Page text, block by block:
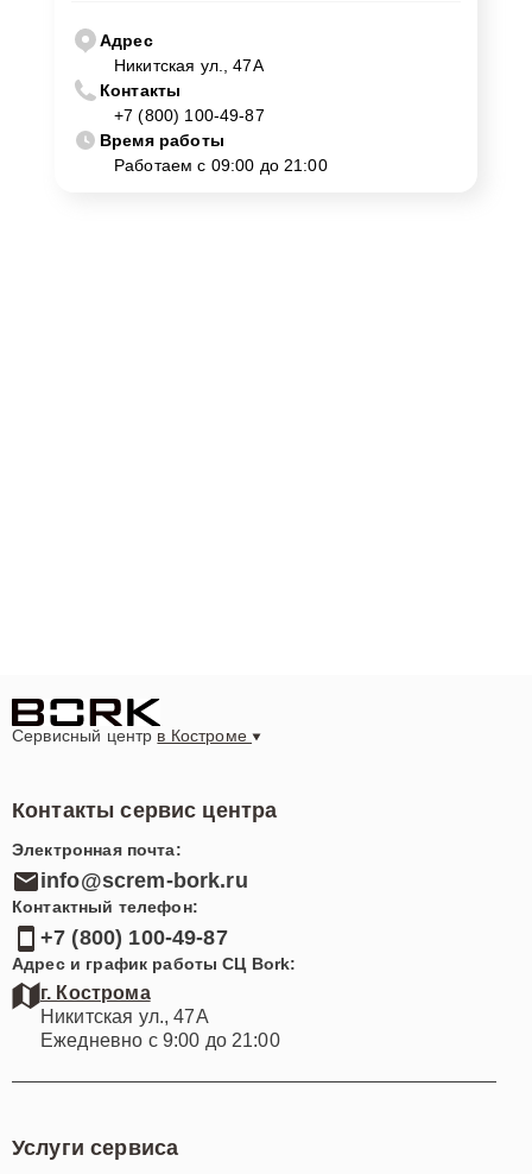
Адрес
Никитская ул., 47А
Контакты
+7 (800) 100-49-87
Время работы
Работаем с 09:00 до 21:00
Сервисный центр в Костроме
Контакты сервис центра
Электронная почта:
info@screm-bork.ru
Контактный телефон:
+7 (800) 100-49-87
Адрес и график работы СЦ Bork:
г. Кострома
Никитская ул., 47А
Ежедневно с 9:00 до 21:00
Услуги сервиса